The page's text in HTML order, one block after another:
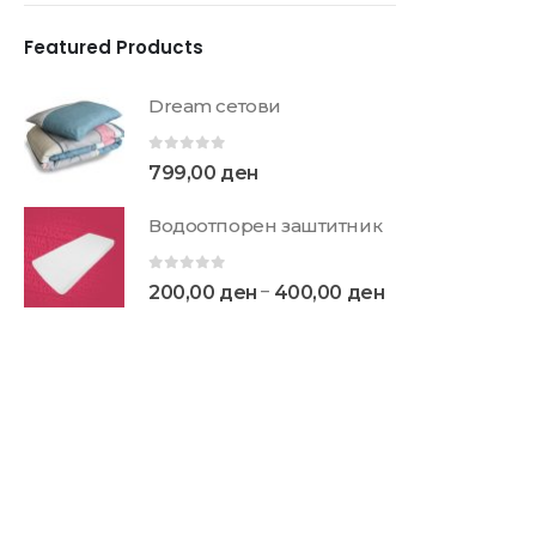
Featured Products
Dream сетови
799,00 ден
Водоотпорен заштитник
200,00 ден – 400,00 ден